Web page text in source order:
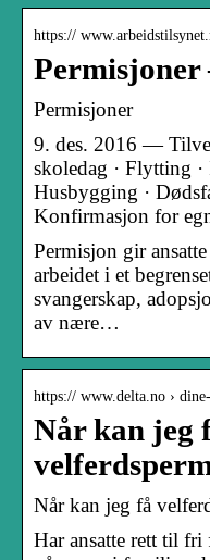
https://
Permisjoner
Permisjoner
9. des. 2016 —
skoledag · Flytting ·
Husbygging ·
Konfirmasjon for
Permisjon gir
arbeidet i et
svangerskap,
av nære…
https:// www.delta.no ›
Når kan jeg
Når kan jeg få
Har ansatte rett til fri